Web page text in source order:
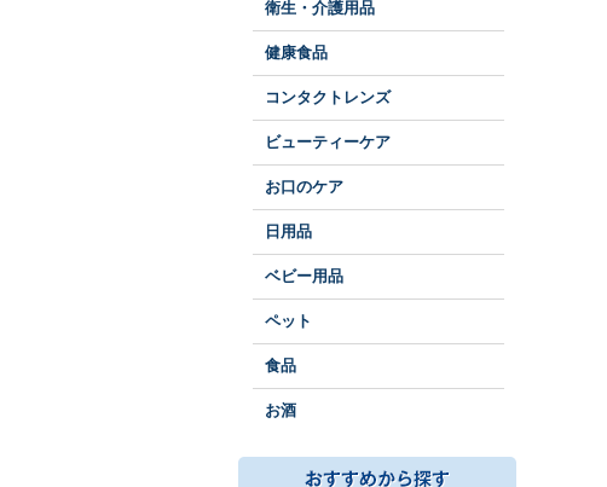
衛生・介護用品
健康食品
コンタクトレンズ
ビューティーケア
お口のケア
日用品
ベビー用品
ペット
食品
お酒